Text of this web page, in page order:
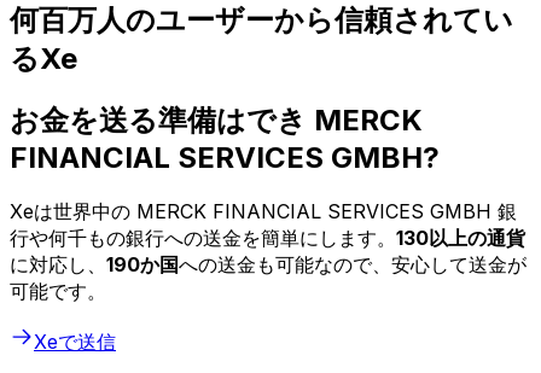
何百万人のユーザーから信頼されてい
るXe
お金を送る準備はでき MERCK
FINANCIAL SERVICES GMBH?
Xeは世界中の MERCK FINANCIAL SERVICES GMBH 銀
行や何千もの銀行への送金を簡単にします。 130以上の通貨
に対応し、 190か国への送金も可能なので、安心して送金が
可能です。
Xeで送信